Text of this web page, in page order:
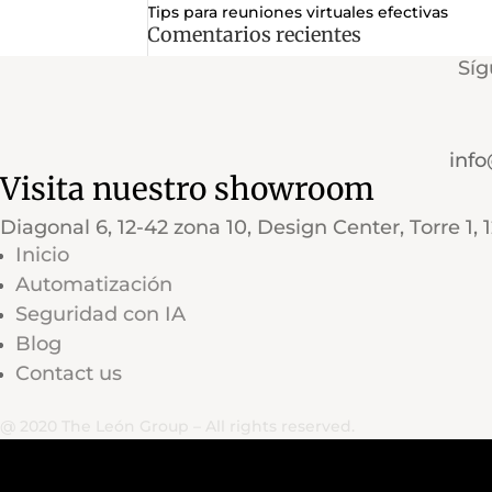
Tips para reuniones virtuales efectivas
Comentarios recientes
Visita nuestro showroom
Diagonal 6, 12-42 zona 10, Design Center, Torre 1,
Inicio
Automatización
Seguridad con IA
Blog
Contact us